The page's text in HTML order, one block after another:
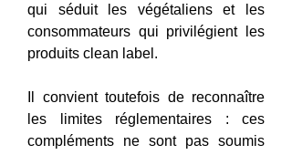
qui séduit les végétaliens et les
consommateurs qui privilégient les
produits clean label.
Il convient toutefois de reconnaître
les limites réglementaires : ces
compléments ne sont pas soumis